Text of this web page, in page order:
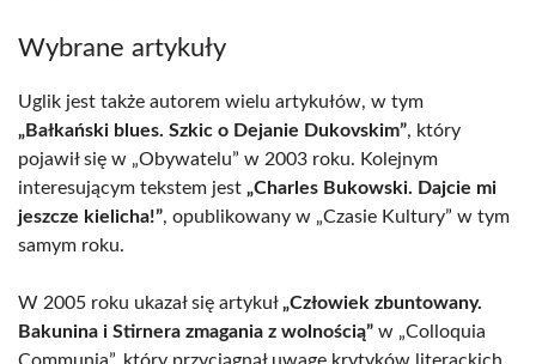
Wybrane artykuły
Uglik jest także autorem wielu artykułów, w tym
„Bałkański blues. Szkic o Dejanie Dukovskim”, który
pojawił się w „Obywatelu” w 2003 roku. Kolejnym
interesującym tekstem jest „Charles Bukowski. Dajcie mi
jeszcze kielicha!”, opublikowany w „Czasie Kultury” w tym
samym roku.
W 2005 roku ukazał się artykuł„Człowiek zbuntowany.
Bakunina i Stirnera zmagania z wolnością” w „Colloquia